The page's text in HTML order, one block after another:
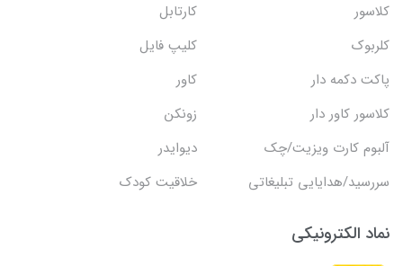
کلاسور
کارتابل
کلربوک
کلیپ فایل
پاکت دکمه دار
کاور
کلاسور کاور دار
زونکن
آلبوم کارت ویزیت/چک
دیوایدر
سررسید/هدایایی تبلیغاتی
خلاقیت کودک
نماد الکترونیکی